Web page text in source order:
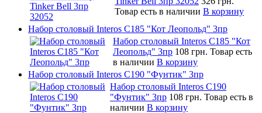
Товар есть в наличии В корзину
Набор столовый Interos C185 "Кот Леопольд" 3пр
Набор столовый Interos C185 "Кот
Леопольд" 3пр 108 грн. Товар есть
в наличии В корзину
Набор столовый Interos C190 "Фунтик" 3пр
Набор столовый Interos C190
"Фунтик" 3пр 108 грн. Товар есть в
наличии В корзину